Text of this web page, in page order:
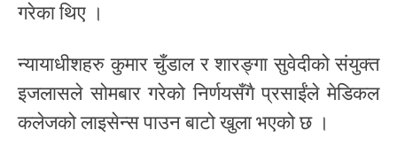
गरेका थिए ।
न्यायाधीशहरु कुमार चुँडाल र शारङ्गा सुवेदीको संयुक्त
इजलासले सोमबार गरेको निर्णयसँगै प्रसाईंले मेडिकल
कलेजको लाइसेन्स पाउन बाटो खुला भएको छ ।